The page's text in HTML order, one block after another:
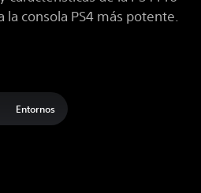
consola PS4 más potente.
Entornos